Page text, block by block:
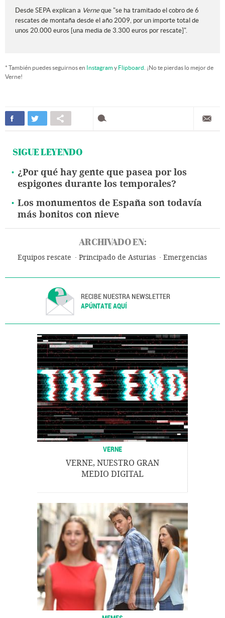
Desde SEPA explican a Verneque "se ha tramitado el cobro de 6
rescates de montaña desde el año 2009, por un importe total de
unos 20.000 euros [una media de 3.300 euros por rescate]".
* También puedes seguirnos en Instagramy Flipboard . ¡No te pierdas lo mejor de
Verne!
SIGUE LEYENDO
¿Por qué hay gente que pasea por los
espigones durante los temporales?
Los monumentos de España son todavía
más bonitos con nieve
ARCHIVADO EN:
Equipos rescate Principado de Asturias Emergencias
RECIBE NUESTRA NEWSLETTER
APÚNTATE AQUÍ
VERNE
VERNE, NUESTRO GRAN
MEDIO DIGITAL